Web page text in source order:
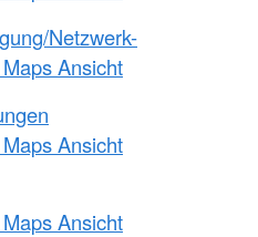
Netzwerk-
Ansicht
Ansicht
Ansicht